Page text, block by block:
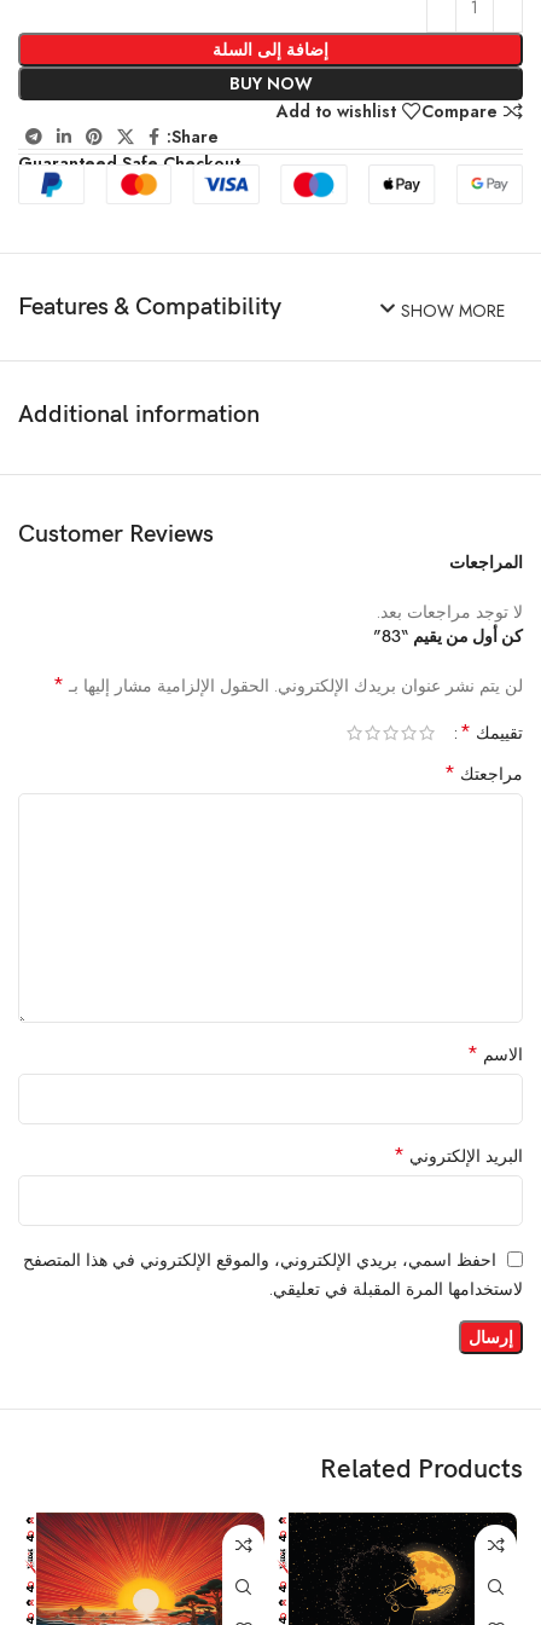
إضافة إلى السلة
BUY NOW
Compare
Add to wishlist
Share:
Guaranteed Safe Checkout
Features & Compatibility SHOW MORE
Additional information
Customer Reviews
المراجعات
لا توجد مراجعات بعد.
كن أول من يقيم “83”
لن يتم نشر عنوان بريدك الإلكتروني. الحقول الإلزامية مشار إليها بـ *
تقييمك *
مراجعتك *
الاسم *
البريد الإلكتروني *
احفظ اسمي، بريدي الإلكتروني، والموقع الإلكتروني في هذا المتصفح
لاستخدامها المرة المقبلة في تعليقي.
Related Products